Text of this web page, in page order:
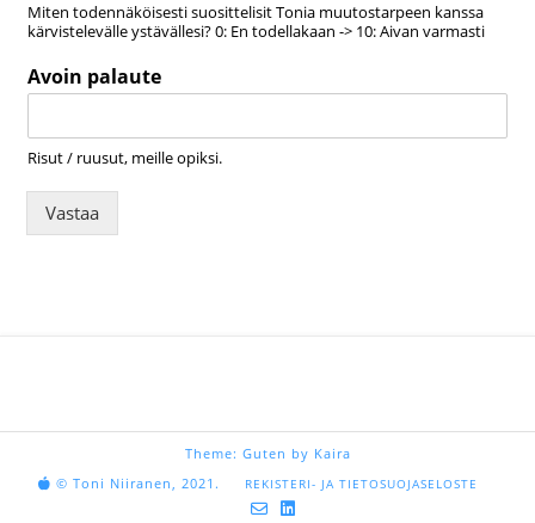
Miten todennäköisesti suosittelisit Tonia muutostarpeen kanssa
kärvistelevälle ystävällesi? 0: En todellakaan -> 10: Aivan varmasti
Avoin palaute
Risut / ruusut, meille opiksi.
Vastaa
Theme: Guten by Kaira
© Toni Niiranen, 2021.
REKISTERI- JA TIETOSUOJASELOSTE